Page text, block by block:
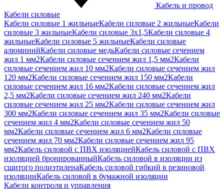
Кабель и провод
Кабели силовые
Кабели силовые 1 жильныеКабели силовые 2 жильныеКабели
силовые 3 жильныеКабели силовые 3х1,5Кабели силовые 4
жильныеКабели силовые 5 жильныеКабели силовые
алюминийКабели силовые медьКабели силовые сечением
жил 1 мм2Кабели силовые сечением жил 1,5 мм2Кабели
силовые сечением жил 10 мм2Кабели силовые сечением жил
120 мм2Кабели силовые сечением жил 150 мм2Кабели
силовые сечением жил 16 мм2Кабели силовые сечением жил
2,5 мм2Кабели силовые сечением жил 240 мм2Кабели
силовые сечением жил 25 мм2Кабели силовые сечением жил
300 мм2Кабели силовые сечением жил 35 мм2Кабели силовые
сечением жил 4 мм2Кабели силовые сечением жил 50
мм2Кабели силовые сечением жил 6 мм2Кабели силовые
сечением жил 70 мм2Кабели силовые сечением жил 95
мм2Кабель силовой с ПВХ изоляциейКабель силовой с ПВХ
изоляцией бронированныйКабель силовой в изоляции из
сшитого полиэтиленаКабель силовой гибкий в резиновой
изоляцииКабель силовой в бумажной изоляции
Кабели контроля и управления